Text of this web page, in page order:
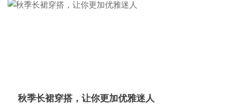
秋季长裙穿搭，让你更加优雅迷人